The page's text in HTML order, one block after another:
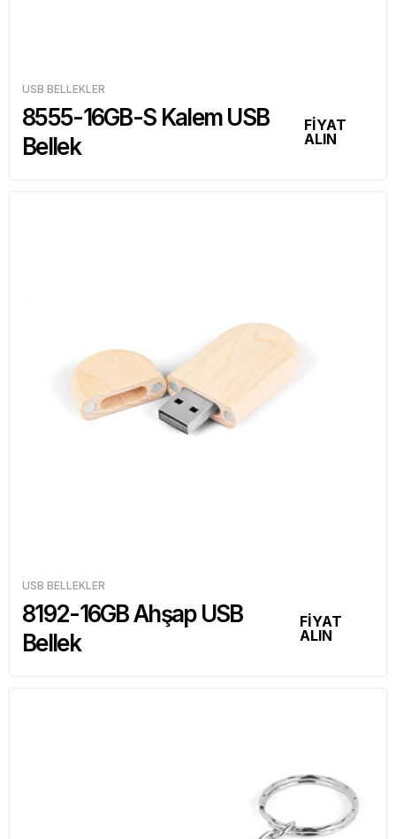
USB BELLEKLER
8555-16GB-S Kalem USB
Bellek
FİYAT
ALIN
USB BELLEKLER
8192-16GB Ahşap USB
Bellek
FİYAT
ALIN